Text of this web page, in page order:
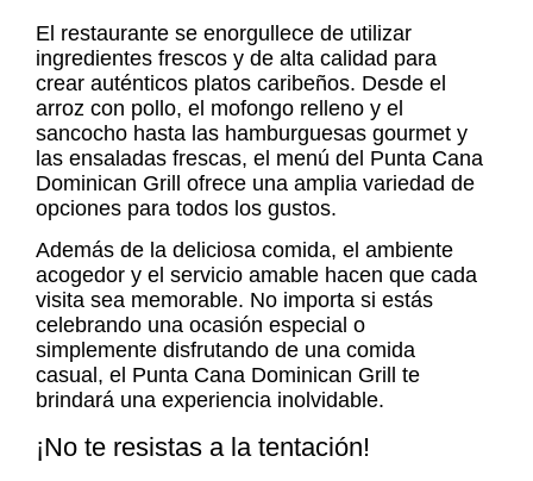
El restaurante se enorgullece de utilizar
ingredientes frescos y de alta calidad para
crear auténticos platos caribeños. Desde el
arroz con pollo, el mofongo relleno y el
sancocho hasta las hamburguesas gourmet y
las ensaladas frescas, el menú del Punta Cana
Dominican Grill ofrece una amplia variedad de
opciones para todos los gustos.
Además de la deliciosa comida, el ambiente
acogedor y el servicio amable hacen que cada
visita sea memorable. No importa si estás
celebrando una ocasión especial o
simplemente disfrutando de una comida
casual, el Punta Cana Dominican Grill te
brindará una experiencia inolvidable.
¡No te resistas a la tentación!